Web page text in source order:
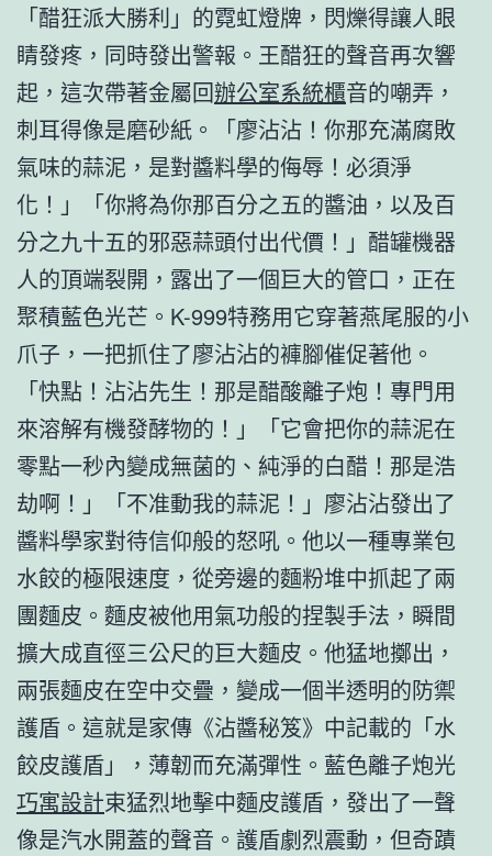
「醋狂派大勝利」的霓虹燈牌，閃爍得讓人眼
睛發疼，同時發出警報。王醋狂的聲音再次響
起，這次帶著金屬回辦公室系統櫃音的嘲弄，
刺耳得像是磨砂紙。「廖沾沾！你那充滿腐敗
氣味的蒜泥，是對醬料學的侮辱！必須淨
化！」「你將為你那百分之五的醬油，以及百
分之九十五的邪惡蒜頭付出代價！」醋罐機器
人的頂端裂開，露出了一個巨大的管口，正在
聚積藍色光芒。K-999特務用它穿著燕尾服的小
爪子，一把抓住了廖沾沾的褲腳催促著他。
「快點！沾沾先生！那是醋酸離子炮！專門用
來溶解有機發酵物的！」「它會把你的蒜泥在
零點一秒內變成無菌的、純淨的白醋！那是浩
劫啊！」「不准動我的蒜泥！」廖沾沾發出了
醬料學家對待信仰般的怒吼。他以一種專業包
水餃的極限速度，從旁邊的麵粉堆中抓起了兩
團麵皮。麵皮被他用氣功般的捏製手法，瞬間
擴大成直徑三公尺的巨大麵皮。他猛地擲出，
兩張麵皮在空中交疊，變成一個半透明的防禦
護盾。這就是家傳《沾醬秘笈》中記載的「水
餃皮護盾」，薄韌而充滿彈性。藍色離子炮光
巧寓設計束猛烈地擊中麵皮護盾，發出了一聲
像是汽水開蓋的聲音。護盾劇烈震動，但奇蹟